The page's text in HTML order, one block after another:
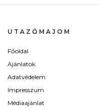
UTAZÓMAJOM
Főoldal
Ajánlatok
Adatvédelem
Impresszum
Médiaajánlat